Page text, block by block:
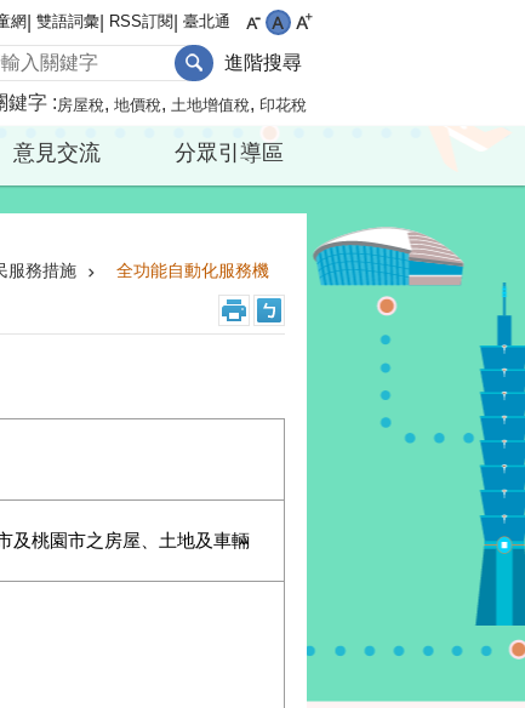
網 雙語詞彙 RSS訂閱 臺北通
進階搜尋
鍵字
房屋稅 地價稅 土地增值稅 印花稅
意見交流 分眾引導區
服務措施 全功能自動化服務機
及桃園市之房屋、土地及車輛